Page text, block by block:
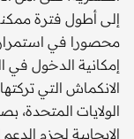
إلى أطول فترة
محصورا في
إمكانية الدخول في
الانكماش التي
الولايات المتحدة،
الإيجابية لحزم